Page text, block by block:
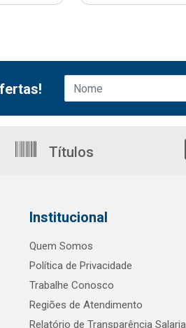
Títulos
Institucional
Quem Somos
Política de Privacidade
Trabalhe Conosco
Regiões de Atendimento
Relatório de Transparência